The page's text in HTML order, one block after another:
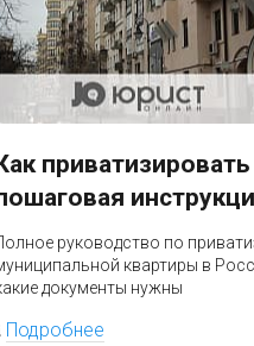
руководство по
квартиры в
документы нужны
Подробнее